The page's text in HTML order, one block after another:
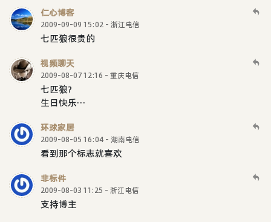
仁心博客
2009-09-09 15:02 - 浙江电信
七匹狼很贵的
视频聊天
2009-08-07 12:16 - 重庆电信
七匹狼?
生日快乐···
环球家居
2009-08-05 16:04 - 湖南电信
看到那个标志就喜欢
非标件
2009-08-03 11:25 - 浙江电信
支持博主